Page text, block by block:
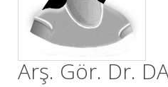
Arş. Gör. Dr.